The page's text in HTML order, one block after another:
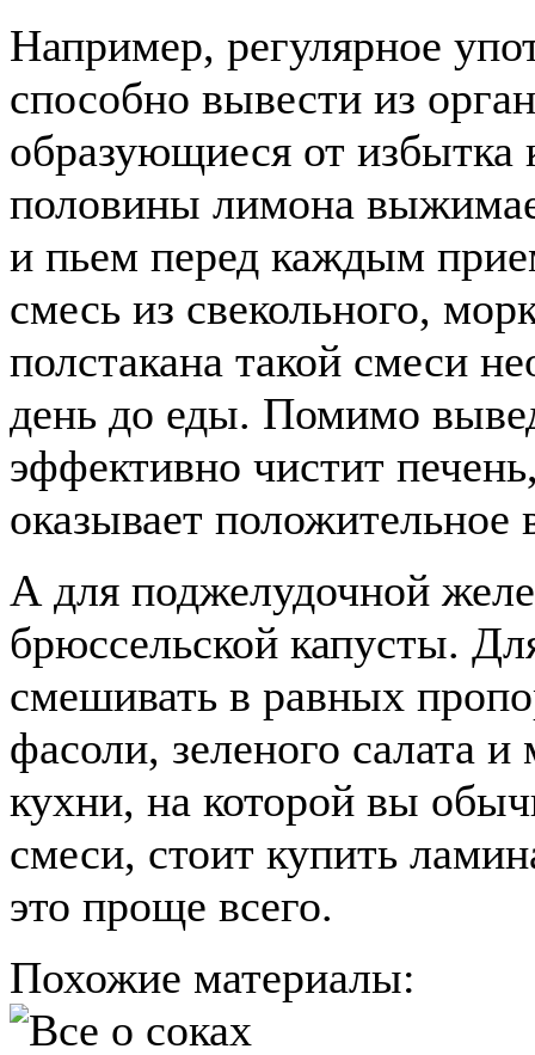
Например, регулярное
способно вывести из
образующиеся от избытка
половины лимона
и пьем перед каждым
смесь из свекольного,
полстакана такой смеси
день до еды. Помимо
эффективно чистит
оказывает
А для поджелудочной
брюссельской капусты.
смешивать в равных
фасоли, зеленого салата
кухни, на которой вы
смеси, стоит купить
это проще всего.
Похожие материалы: